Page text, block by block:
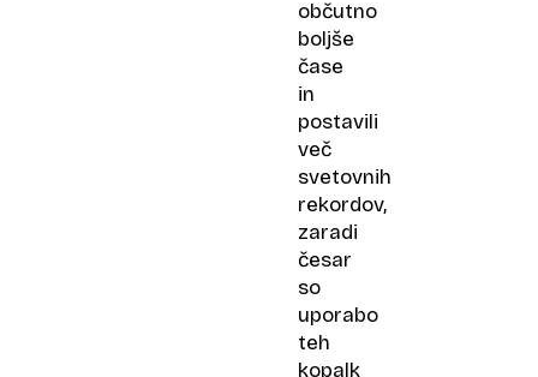
občutno
boljše
čase
in
postavili
več
svetovnih
rekordov,
zaradi
česar
so
uporabo
teh
kopalk